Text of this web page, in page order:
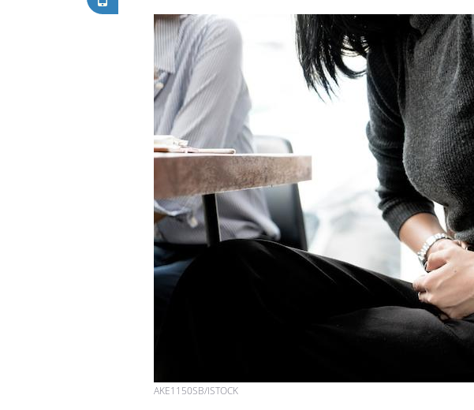
AKE1150SB/ISTOCK
VIH : la fin du comprimé
tous les jours se profile-t-
elle enfin ?
Pourquoi votre ventre
gâche-t-il les premiers
jours de vos vacances ?
Le
freiner
cancer ?
de
que dit